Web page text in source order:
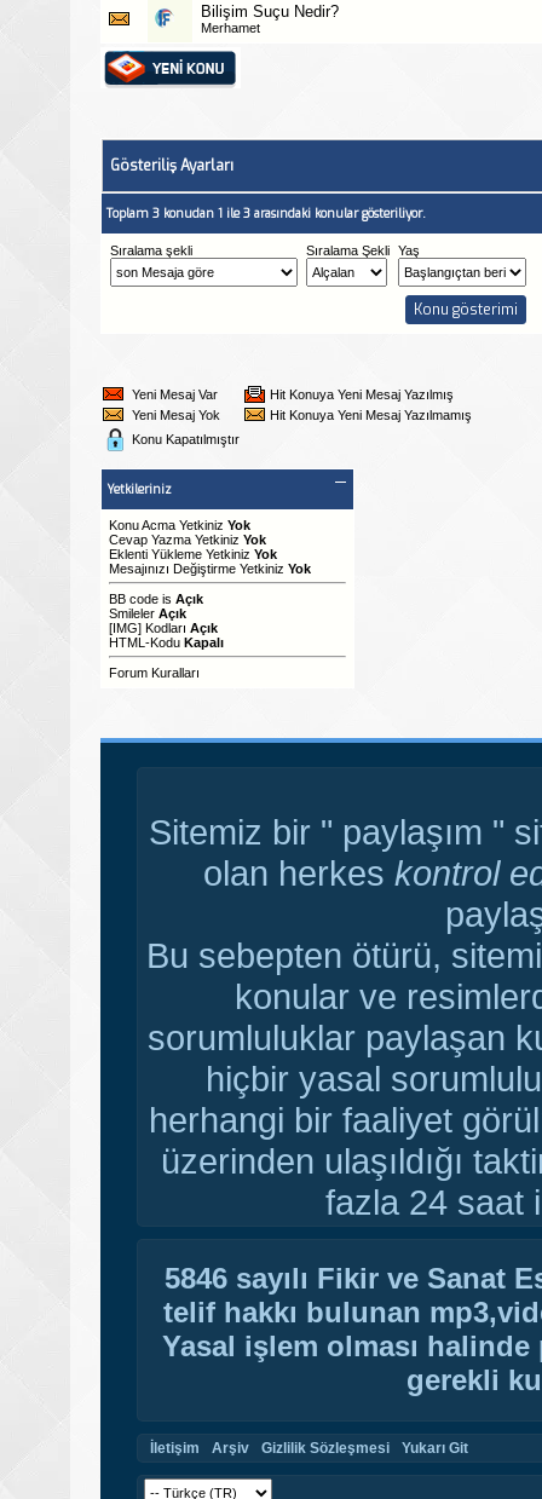
Bilişim Suçu Nedir?
Merhamet
Gösteriliş Ayarları
Toplam 3 konudan 1 ile 3 arasındaki konular gösteriliyor.
Sıralama şekli Sıralama Şekli Yaş
Yeni Mesaj Var
Hit Konuya Yeni Mesaj Yazılmış
Yeni Mesaj Yok
Hit Konuya Yeni Mesaj Yazılmamış
Konu Kapatılmıştır
Yetkileriniz
Konu Acma Yetkiniz Yok
Cevap Yazma Yetkiniz Yok
Eklenti Yükleme Yetkiniz Yok
Mesajınızı Değiştirme Yetkiniz Yok
BB code is Açık
Smileler Açık
[IMG] Kodları Açık
HTML-Kodu Kapalı
Forum Kuralları
Sitemiz bir " paylaşım "
olan herkes kontrol
Bu sebepten ötürü,
konular ve
sorumluluklar paylaşan
hiçbir yasal
herhangi bir faaliyet
üzerinden ulaşıldığı
fazla 24 saat
5846 sayılı Fikir ve Sanat
telif hakkı bulunan
Yasal işlem olması
gerekli
İletişim Arşiv Gizlilik Sözleşmesi Yukarı Git